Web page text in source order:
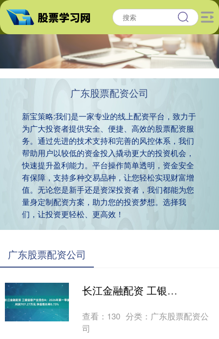
广东股票配资公司
新宝策略:我们是一家专业的线上配资平台，致力于
为广大投资者提供安全、便捷、高效的股票配资服
务。通过先进的技术支持和完善的风控体系，我们
帮助用户以较低的资金投入撬动更大的投资机会，
快速提升盈利能力。平台操作简单透明，资金安全
有保障，支持多种交易品种，让您轻松实现财富增
值。无论您是新手还是资深投资者，我们都能为您
量身定制配资方案，助力您的投资梦想。选择我
们，让投资更轻松、更高效！
广东股票配资公司
长江金融配资 工银信息产业混合A：2026年第一季度利润707.27万元 净值增长率0.73%
查看： 130 分类： 广东股票配资公
司